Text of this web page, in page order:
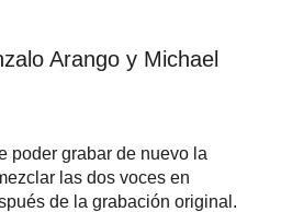
Arango y Michael
poder grabar de nuevo la
las dos voces en
de la grabación original.